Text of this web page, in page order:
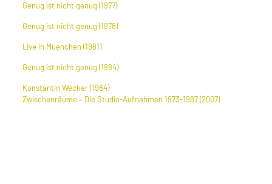
Genug ist nicht genug (1977)
Genug ist nicht genug (1978)
Live in Muenchen (1981)
Genug ist nicht genug (1984)
Konstantin Wecker (1984)
Zwischenräume – Die Studio-Aufnahmen 1973-1987 (2007)